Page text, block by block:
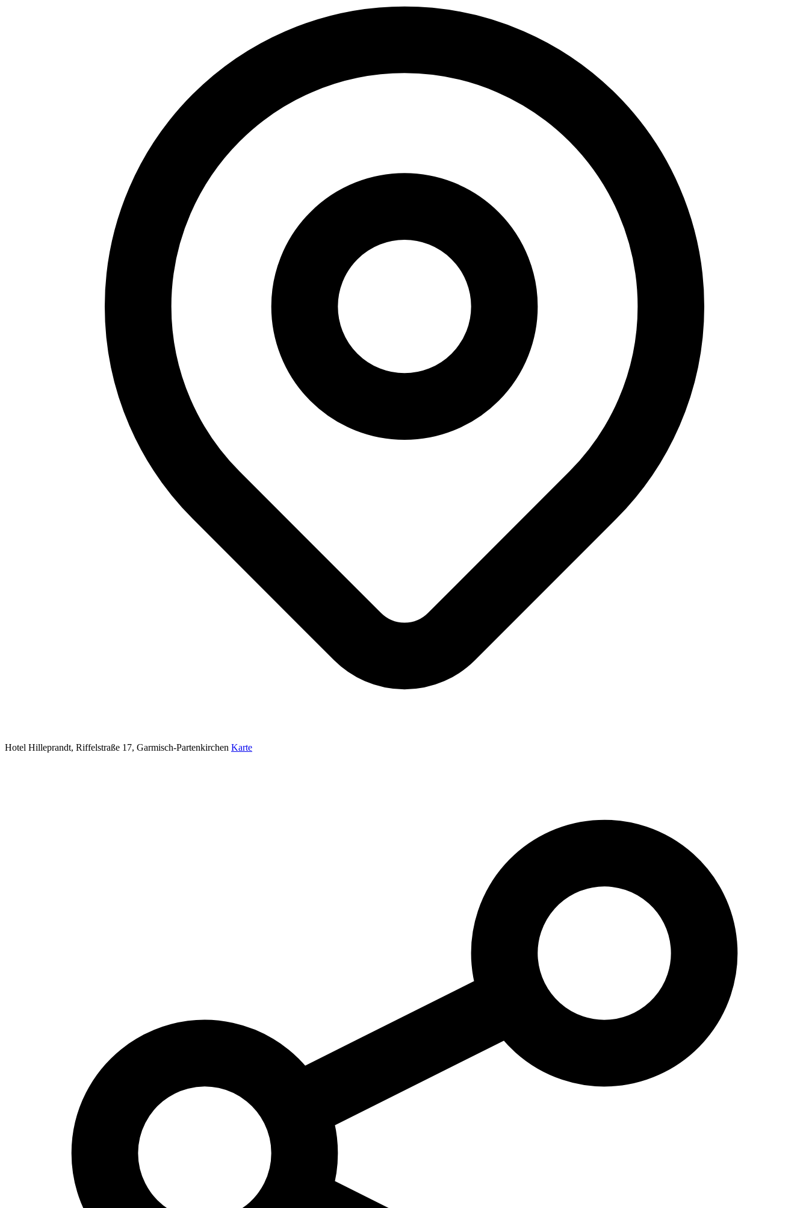
Hotel Hilleprandt, Riffelstraße 17, Garmisch-Partenkirchen Karte